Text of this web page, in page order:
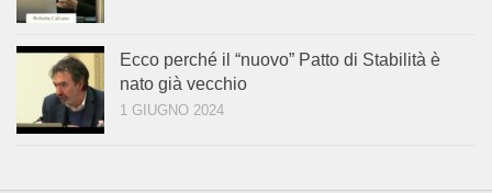
Ecco perché il “nuovo” Patto di Stabilità è
nato già vecchio
1 GIUGNO 2024